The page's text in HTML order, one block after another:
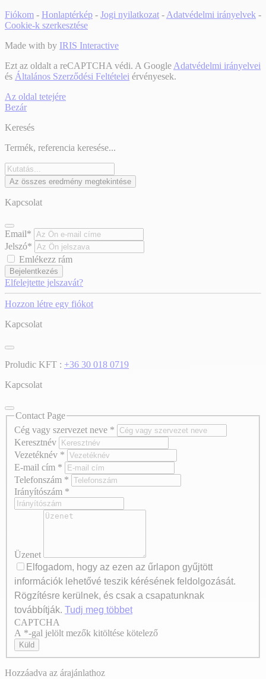
Fiókom - Honlaptérkép - Jogi nyilatkozat - Adatvédelmi irányelvek -
Cookie-k szerkesztése
Made with by IRIS Interactive
Ezt az oldalt a reCAPTCHA védi. A Google Adatvédelmi irányelvei
és Általános Szerződési Feltételei érvényesek.
Az oldal tetejére
Bezár
Keresés
Termék, referencia keresése...
Az összes eredmény megtekintése
Kapcsolat
Email*
Jelszó*
Emlékezz rám
Bejelentkezés
Elfelejtette jelszavát?
Hozzon létre egy fiókot
Kapcsolat
Proludic KFT : +36 30 018 0719
Kapcsolat
Contact Page
Cég vagy szervezet neve *
Keresztnév
Vezetéknév *
E-mail cím *
Telefonszám *
Irányítószám *
Üzenet
Elfogadom, hogy az ezen az űrlapon gyűjtött
információk lehetővé teszik kérésének feldolgozását.
Rögzítésre kerülnek, és csak a csapatunknak
továbbítják. Tudj meg többet
Axeptio consent
CAPTCHA
A *-gal jelölt mezők kitöltése kötelező
Küld
Hozzáadva az árajánlathoz